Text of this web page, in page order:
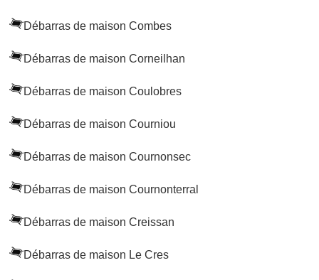
Débarras de maison Combes
Débarras de maison Corneilhan
Débarras de maison Coulobres
Débarras de maison Courniou
Débarras de maison Cournonsec
Débarras de maison Cournonterral
Débarras de maison Creissan
Débarras de maison Le Cres